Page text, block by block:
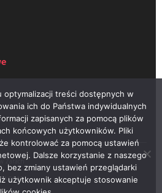
Żarach
optymalizacji treści dostępnych w
ich do Państwa indywidualnych
zapisanych za pomocą plików
końcowych użytkowników. Pliki
kontrolować za pomocą ustawień
Dalsze korzystanie z naszego
bez zmiany ustawień przeglądarki
użytkownik akceptuje stosowanie